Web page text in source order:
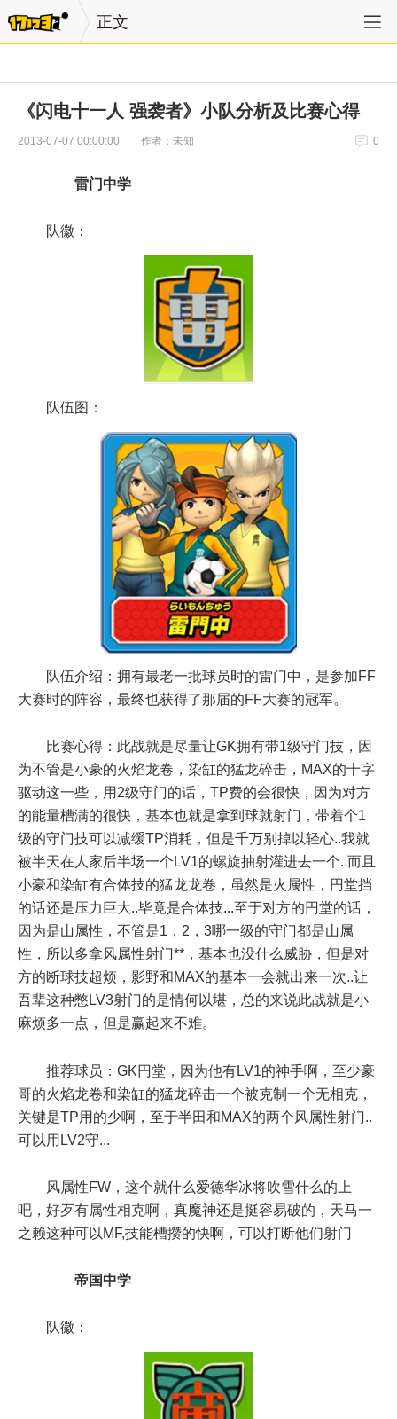
正文
《闪电十一人 强袭者》小队分析及比赛心得
2013-07-07 00:00:00 作者：未知 0
雷门中学
队徽：
队伍图：
队伍介绍：拥有最老一批球员时的雷门中，是参加FF
大赛时的阵容，最终也获得了那届的FF大赛的冠军。
比赛心得：此战就是尽量让GK拥有带1级守门技，因
为不管是小豪的火焰龙卷，染缸的猛龙碎击，MAX的十字
驱动这一些，用2级守门的话，TP费的会很快，因为对方
的能量槽满的很快，基本也就是拿到球就射门，带着个1
级的守门技可以减缓TP消耗，但是千万别掉以轻心..我就
被半天在人家后半场一个LV1的螺旋抽射灌进去一个..而且
小豪和染缸有合体技的猛龙龙卷，虽然是火属性，円堂挡
的话还是压力巨大..毕竟是合体技...至于对方的円堂的话，
因为是山属性，不管是1，2，3哪一级的守门都是山属
性，所以多拿风属性射门**，基本也没什么威胁，但是对
方的断球技超烦，影野和MAX的基本一会就出来一次..让
吾辈这种憋LV3射门的是情何以堪，总的来说此战就是小
麻烦多一点，但是赢起来不难。
推荐球员：GK円堂，因为他有LV1的神手啊，至少豪
哥的火焰龙卷和染缸的猛龙碎击一个被克制一个无相克，
关键是TP用的少啊，至于半田和MAX的两个风属性射门..
可以用LV2守...
风属性FW，这个就什么爱德华冰将吹雪什么的上
吧，好歹有属性相克啊，真魔神还是挺容易破的，天马一
之赖这种可以MF,技能槽攒的快啊，可以打断他们射门
帝国中学
队徽：